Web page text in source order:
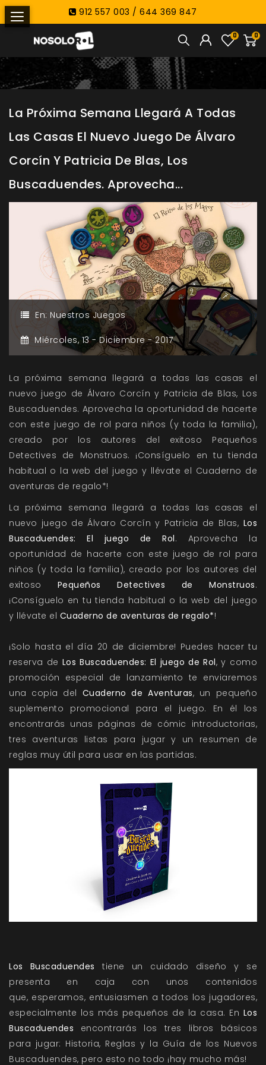
912 557 003 / 644 369 847
0
0
La Próxima Semana Llegará A Todas
Las Casas El Nuevo Juego De Álvaro
Corcín Y Patricia De Blas, Los
Buscaduendes. Aprovecha...
En: Nuestros Juegos
Miércoles, 13 -Diciembre -2017
La próxima semana llegará a todas las casas el
nuevo juego de Álvaro Corcín y Patricia de Blas, Los
Buscaduendes. Aprovecha la oportunidad de hacerte
con este juego de rol para niños (y toda la familia),
creado por los autores del exitoso Pequeños
Detectives de Monstruos. ¡Consíguelo en tu tienda
habitual o la web del juego y llévate el Cuaderno de
aventuras de regalo*!
La próxima semana llegará a todas las casas el
nuevo juego de Álvaro Corcín y Patricia de Blas, Los
Buscaduendes: El juego de Rol. Aprovecha la
oportunidad de hacerte con este juego de rol para
niños (y toda la familia), creado por los autores del
exitoso Pequeños Detectives de Monstruos.
¡Consíguelo en tu tienda habitual o la web del juego
y llévate el Cuaderno de aventuras de regalo*!
¡Solo hasta el día 20 de diciembre! Puedes hacer tu
reserva de Los Buscaduendes: El juego de Rol, y como
promoción especial de lanzamiento te enviaremos
una copia del Cuaderno de Aventuras, un pequeño
suplemento promocional para el juego. En él los
encontrarás unas páginas de cómic introductorias,
tres aventuras listas para jugar y un resumen de
reglas muy útil para usar en las partidas.
Los Buscaduendes tiene un cuidado diseño y se
presenta en caja con unos contenidos
que, esperamos, entusiasmen a todos los jugadores,
especialmente los más pequeños de la casa. En Los
Buscaduendes encontrarás los tres libros básicos
para jugar: Historia, Reglas y la Guía de los Nuevos
Buscaduendes, pero esto no todo ¡hay mucho más!